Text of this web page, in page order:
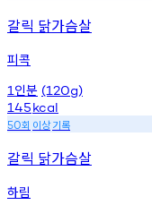
갈릭 닭가슴살
피콕
1 인분 (120g)
145kcal
50회 이상기록
갈릭 닭가슴살
하림